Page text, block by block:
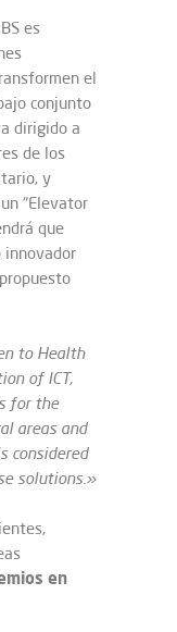
es
el
conjunto
dirigido a
de los
y
“Elevator
que
innovador
to Health
of ICT,
for the
areas and
considered
solutions.»
en